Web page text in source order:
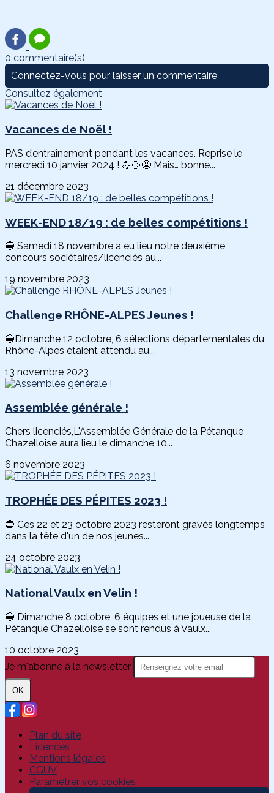
0 commentaire(s)
Connectez-vous pour laisser un commentaire
Consultez également
Vacances de Noël !
PAS d’entraînement pendant les vacances. Reprise le
mercredi 10 janvier 2024 ! 💪🏻🤩 Mais… bonne...
21 décembre 2023
WEEK-END 18/19 : de belles compétitions !
🔵 Samedi 18 novembre a eu lieu notre deuxième
concours sociétaires/licenciés au...
19 novembre 2023
Challenge RHÔNE-ALPES Jeunes !
🔵Dimanche 12 octobre, 6 sélections départementales du
Rhône-Alpes étaient attendu au...
13 novembre 2023
Assemblée générale !
Chers licenciés,L'Assemblée Générale de la Pétanque
Chazelloise aura lieu le dimanche 10...
6 novembre 2023
TROPHÉE DES PÉPITES 2023 !
🔵 Ces 22 et 23 octobre 2023 resteront gravés longtemps
dans la tête d'un de nos jeunes...
24 octobre 2023
National Vaulx en Velin !
🔵 Dimanche 8 octobre, 6 équipes et une joueuse de la
Pétanque Chazelloise se sont rendus à Vaulx...
10 octobre 2023
Je m'abonne à la newsletter
OK
Plan du site
Licences
Mentions légales
CGUV
Paramétrer vos cookies